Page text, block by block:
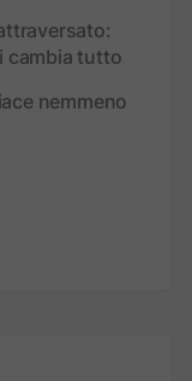
cambia tutto
nemmeno